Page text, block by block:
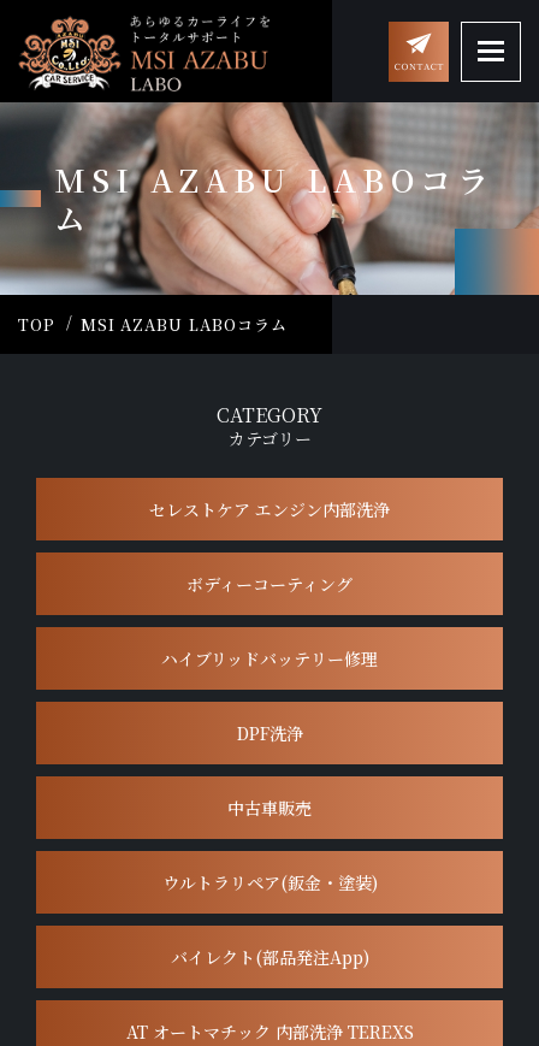
MSI AZABU LABOコラ
ム
TOP MSI AZABU LABOコラム
CATEGORY
カテゴリー
セレストケア エンジン内部洗浄
ボディーコーティング
ハイブリッドバッテリー修理
DPF洗浄
中古車販売
ウルトラリペア(鈑金・塗装)
バイレクト(部品発注App)
AT オートマチック 内部洗浄 TEREXS